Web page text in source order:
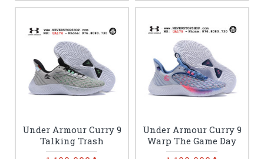
Under Armour Curry 9
Talking Trash
Under Armour Curry 9
Warp The Game Day